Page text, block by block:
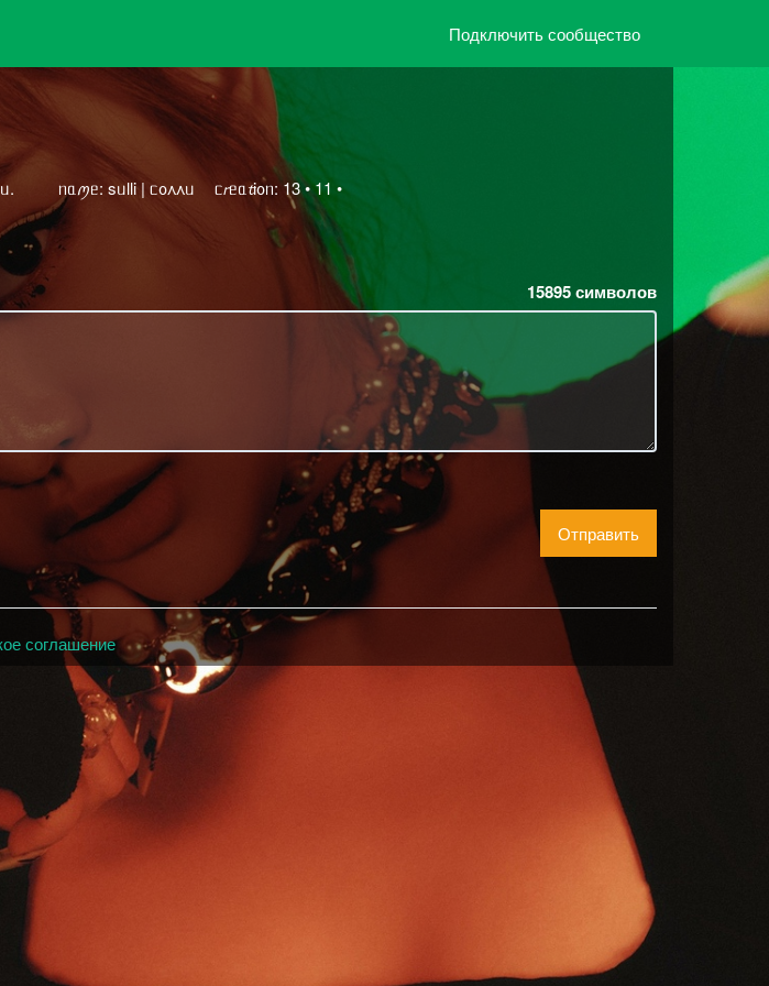
Подключить сообщество
ᅠ ᅠ ᥒᥲꪑᥱ: sᥙlli | ᥴ᧐᧘᧘ᥙᅠ ᥴ𝘳ᥱᥲ𝓽i᧐ᥒ: 13 • 11 •
15895символов
Отправить
соглашение